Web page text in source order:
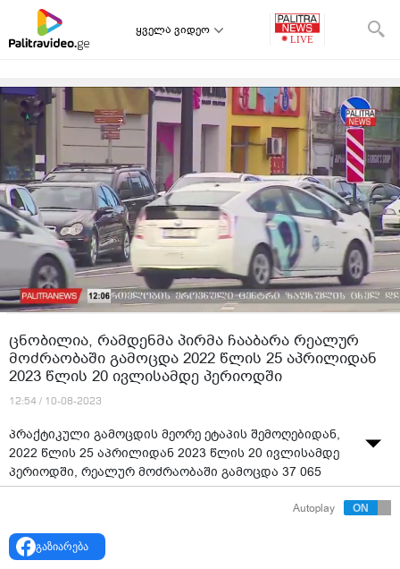
ყველა ვიდეო
ცნობილია, რამდენმა პირმა ჩააბარა რეალურ
მოძრაობაში გამოცდა 2022 წლის 25 აპრილიდან
2023 წლის 20 ივლისამდე პერიოდში
12:54 / 10-08-2023
პრაქტიკული გამოცდის მეორე ეტაპის შემოღებიდან,
2022 წლის 25 აპრილიდან 2023 წლის 20 ივლისამდე
პერიოდში, რეალურ მოძრაობაში გამოცდა 37 065
პირიდან 22 360-მა ჩააბარა.
Autoplay
გაზიარება